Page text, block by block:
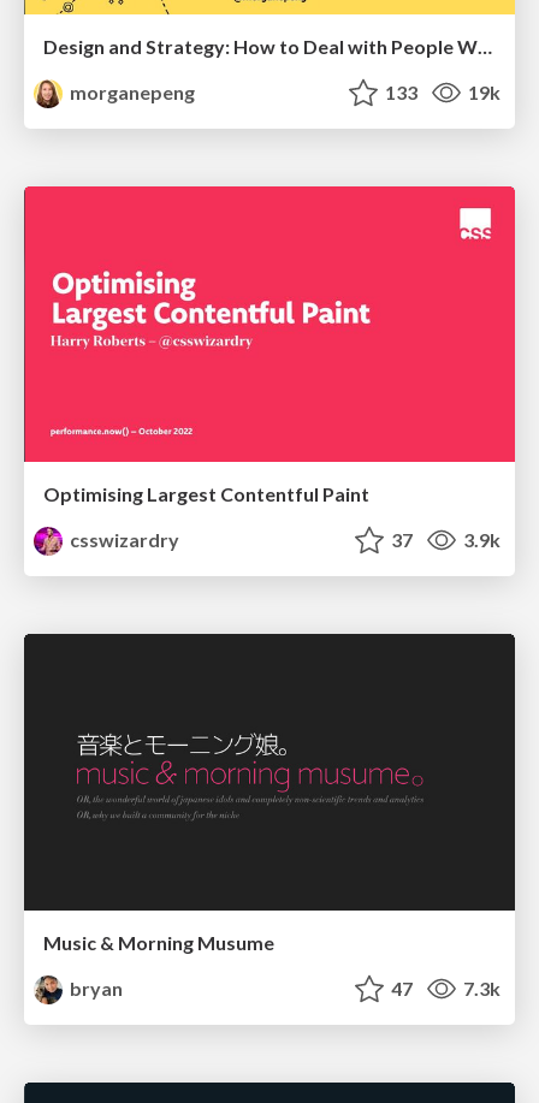
Design and Strategy: How to Deal with People Who Don’t "Get" Design
morganepeng
133 19k
Optimising Largest Contentful Paint
csswizardry
37 3.9k
Music & Morning Musume
bryan
47 7.3k